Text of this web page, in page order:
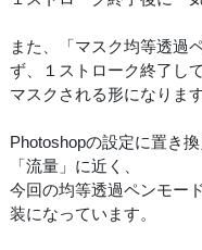
また、「マスク均等透過
ず、１ストローク終了し
マスクされる形になります
Photoshopの設定に置き
「流量」に近く、
今回の均等透過ペンモー
装になっています。